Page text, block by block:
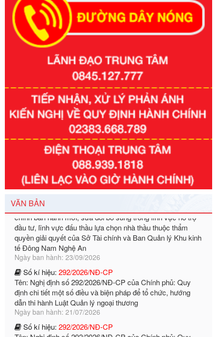
VĂN BẢN
Số kí hiệu:351/2025/NĐ-CP
Tên: Nghị định số 351/2025/NĐ-CP của Chính phủ: Quy
định chuẩn nghèo đa chiều quốc gia giai đoạn 2026 - 2030
Ngày ban hành: 29/12/2026
Số kí hiệu:3014/QĐ-UBND
Tên: Quyết định về việc công bố danh mục thủ tục hành
chính ban hành mới, sửa đổi bổ sung trong lĩnh vực hỗ trợ
đầu tư, lĩnh vực đấu thầu lựa chọn nhà thầu thuộc thẩm
quyền giải quyết của Sở Tài chính và Ban Quản lý Khu kinh
tế Đông Nam Nghệ An
Ngày ban hành: 23/09/2026
Số kí hiệu:292/2026/NĐ-CP
Tên: Nghị định số 292/2026/NĐ-CP của Chính phủ: Quy
định chi tiết một số điều và biện pháp để tổ chức, hướng
dẫn thi hành Luật Quản lý ngoại thương
Ngày ban hành: 21/07/2026
Số kí hiệu:292/2026/NĐ-CP
Tên: Nghị định số 292/2026/NĐ-CP của Chính phủ: Quy
định chi tiết một số điều và biện pháp để tổ chức, hướng
dẫn thi hành Luật Quản lý ngoại thương
Ngày ban hành: 21/07/2026